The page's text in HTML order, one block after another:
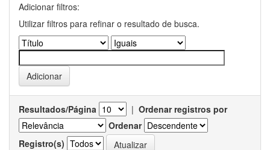
Adicionar filtros:
Utilizar filtros para refinar o resultado de busca.
Resultados/Página | Ordenar registros por
Ordenar
Registro(s)